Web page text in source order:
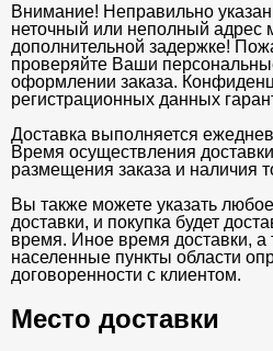
Внимание! Неправильно
неточный или неполный адрес
дополнительной задержке!
проверяйте Ваши
оформлении заказа.
регистрационных данных
Доставка выполняется
Время осуществления
размещения заказа и наличия
Вы также можете указать
доставки, и покупка будет
время. Иное время доставки, а
населенные пункты области
договоренности с клиентом.
Место доставки